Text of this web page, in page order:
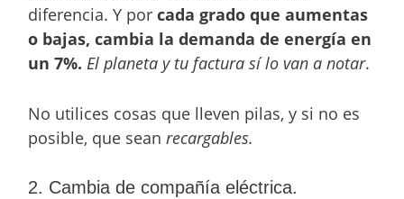
diferencia. Y porcada grado que aumentas
o bajas, cambia la demanda de energía en
un 7%.El planeta y tu factura sí lo van a notar.
No utilices cosas que lleven pilas, y si no es
posible, que seanrecargables.
2. Cambia de compañía eléctrica.